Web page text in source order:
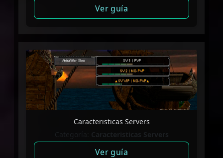
Ver guía
Caracteristicas Servers
Categoría: Caracteristicas Servers
Ver guía